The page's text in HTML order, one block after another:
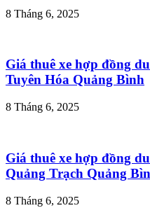
8 Tháng 6, 2025
Giá thuê xe hợp đồng
Tuyên Hóa Quảng Bình
8 Tháng 6, 2025
Giá thuê xe hợp đồng
Quảng Trạch Quảng
8 Tháng 6, 2025